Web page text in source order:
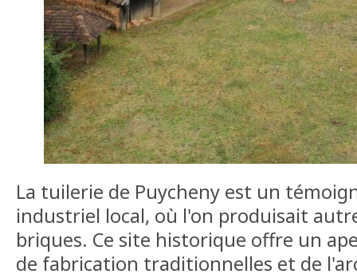
La tuilerie de Puycheny est un
industriel local, où l'on produisait
briques. Ce site historique offre un
de fabrication traditionnelles et de